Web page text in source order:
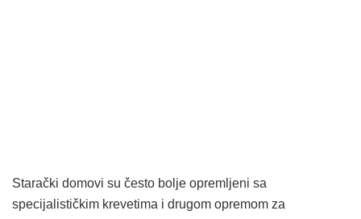
Starački domovi su često bolje opremljeni sa
specijalističkim krevetima i drugom opremom za